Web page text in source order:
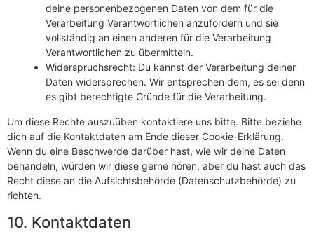
deine personenbezogenen Daten von dem für die
Verarbeitung Verantwortlichen anzufordern und sie
vollständig an einen anderen für die Verarbeitung
Verantwortlichen zu übermitteln.
Widerspruchsrecht: Du kannst der Verarbeitung deiner
Daten widersprechen. Wir entsprechen dem, es sei denn
es gibt berechtigte Gründe für die Verarbeitung.
Um diese Rechte auszuüben kontaktiere uns bitte. Bitte beziehe
dich auf die Kontaktdaten am Ende dieser Cookie-Erklärung.
Wenn du eine Beschwerde darüber hast, wie wir deine Daten
behandeln, würden wir diese gerne hören, aber du hast auch das
Recht diese an die Aufsichtsbehörde (Datenschutzbehörde) zu
richten.
10. Kontaktdaten